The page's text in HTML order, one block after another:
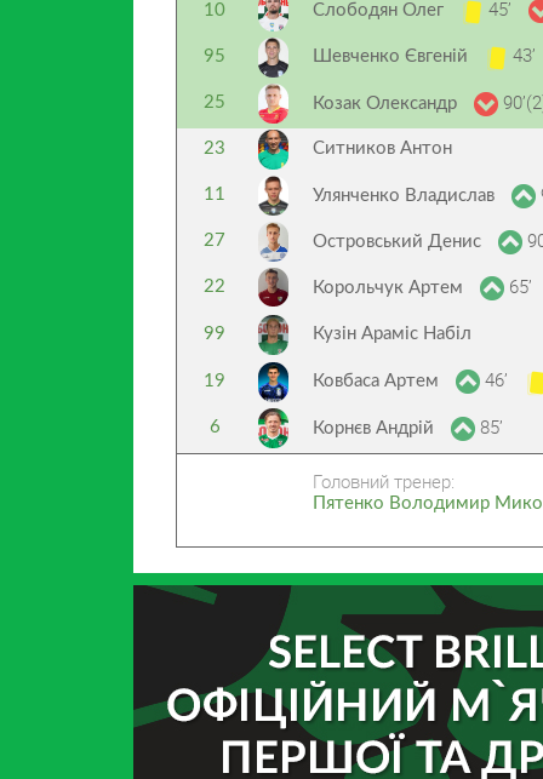
10 Слободян Олег 45’
95 Шевченко Євгеній 43’
25 Козак Олександр
23 Ситников Антон
11 Улянченко Владислав
27 Островський Денис
22 Корольчук Артем 65’
99 Кузін Араміс Набіл
19 Ковбаса Артем 46’
6 Корнєв Андрій 85’
Головний тренер:
Пятенко Володимир